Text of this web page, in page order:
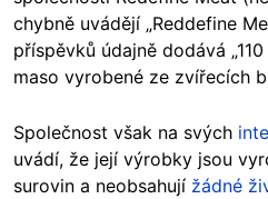
chybně uvádějí „Reddefine
příspěvků údajně dodává
maso vyrobené ze zvířecích
Společnost však na svých
uvádí, že její výrobky jsou
surovin a neobsahují žádné